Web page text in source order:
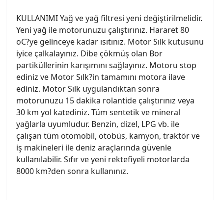
KULLANIMI Yağ ve yağ filtresi yeni değiştirilmelidir.
Yeni yağ ile motorunuzu çalıştırınız. Hararet 80
oC?ye gelinceye kadar ısıtınız. Motor Sılk kutusunu
iyice çalkalayınız. Dibe çökmüş olan Bor
partiküllerinin karışımını sağlayınız. Motoru stop
ediniz ve Motor Sılk?in tamamını motora ilave
ediniz. Motor Sılk uygulandıktan sonra
motorunuzu 15 dakika rolantide çalıştırınız veya
30 km yol katediniz. Tüm sentetik ve mineral
yağlarla uyumludur. Benzin, dizel, LPG vb. ile
çalışan tüm otomobil, otobüs, kamyon, traktör ve
iş makineleri ile deniz araçlarında güvenle
kullanılabilir. Sıfır ve yeni rektefiyeli motorlarda
8000 km?den sonra kullanınız.